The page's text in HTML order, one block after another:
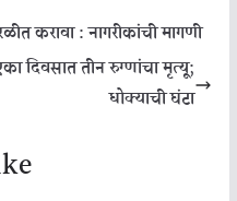
करावा : नागरीकांची मागणी
दिवसात तीन रुग्णांचा मृत्यू;
धोक्याची घंटा